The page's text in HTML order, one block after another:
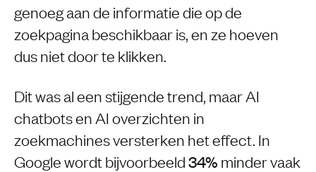
genoeg aan de informatie die op de
zoekpagina beschikbaar is, en ze hoeven
dus niet door te klikken.
Dit was al een stijgende trend, maar AI
chatbots en AI overzichten in
zoekmachines versterken het effect. In
Google wordt bijvoorbeeld34% minder vaak